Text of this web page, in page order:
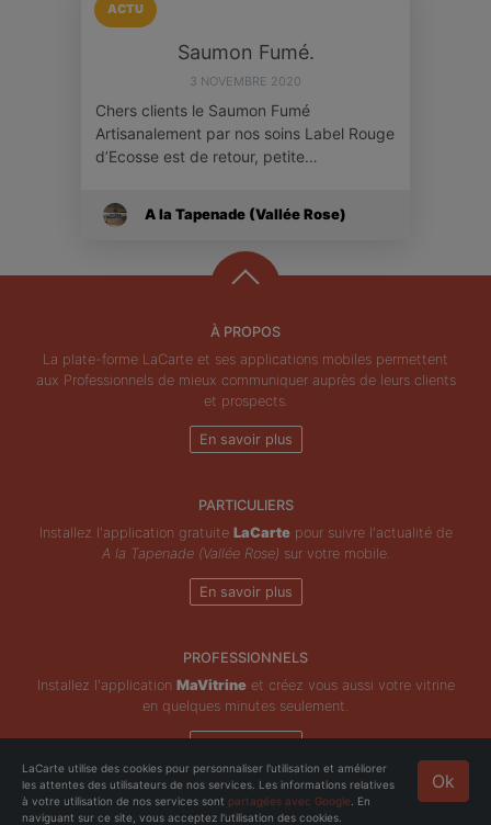
ACTU
Saumon Fumé.
3 NOVEMBRE 2020
Chers clients le Saumon Fumé
Artisanalement par nos soins Label Rouge
d’Ecosse est de retour, petite…
A la Tapenade (Vallée Rose)
À PROPOS
La plate-forme LaCarte et ses applications mobiles permettent
aux Professionnels de mieux communiquer auprès de leurs clients
et prospects.
En savoir plus
PARTICULIERS
Installez l'application gratuite LaCartepour suivre l'actualité de
A la Tapenade (Vallée Rose) sur votre mobile.
En savoir plus
PROFESSIONNELS
Installez l'application MaVitrineet créez vous aussi votre vitrine
en quelques minutes seulement.
En savoir plus
Copyright © ZeMAP 2026 - Tous droits réservés. Ok
LaCarte utilise des cookies pour personnaliser l'utilisation et améliorer
les attentes des utilisateurs de nos services. Les informations relatives
à votre utilisation de nos services sont partagées avec Google . En
naviguant sur ce site, vous acceptez l'utilisation des cookies.